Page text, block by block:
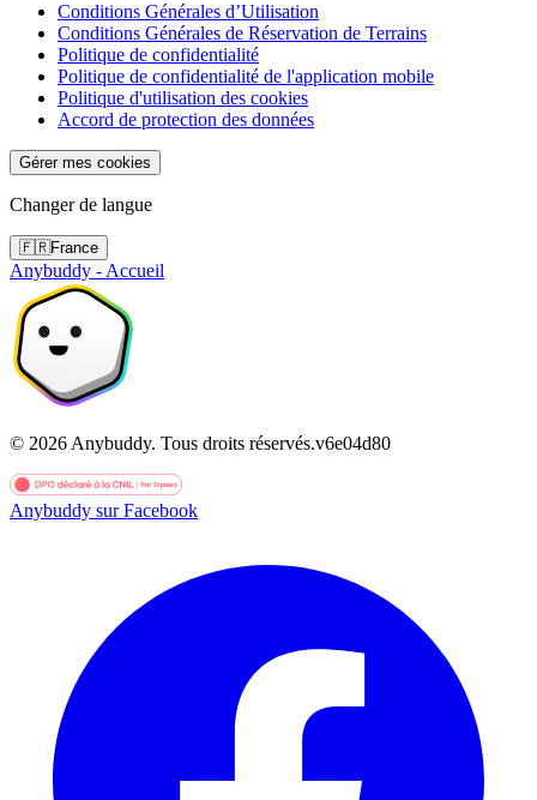
Conditions Générales d’Utilisation
Conditions Générales de Réservation de Terrains
Politique de confidentialité
Politique de confidentialité de l'application mobile
Politique d'utilisation des cookies
Accord de protection des données
Gérer mes cookies
Changer de langue
🇫🇷France
Anybuddy - Accueil
© 2026 Anybuddy. Tous droits réservés.v6e04d80
Anybuddy sur Facebook